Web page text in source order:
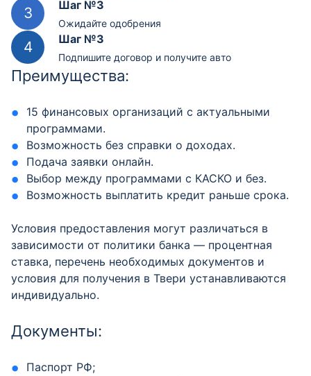
Шаг №3
Ожидайте одобрения
Шаг №3
Подпишите договор и получите авто
Преимущества:
15 финансовых организаций с актуальными
программами.
Возможность без справки о доходах.
Подача заявки онлайн.
Выбор между программами с КАСКО и без.
Возможность выплатить кредит раньше срока.
Условия предоставления могут различаться в
зависимости от политики банка — процентная
ставка, перечень необходимых документов и
условия для получения в Твери устанавливаются
индивидуально.
Документы:
Паспорт РФ;